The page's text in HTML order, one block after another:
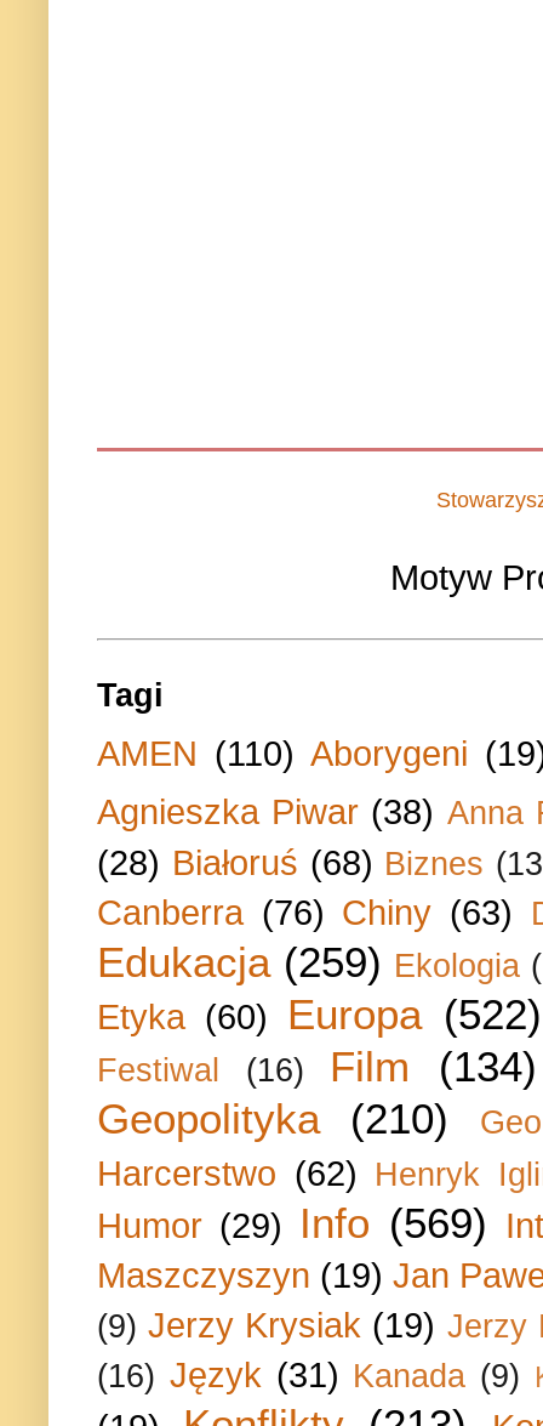
Motyw
Tagi
AMEN (110) Aborygeni
Agnieszka Piwar (38) Anna
(28) Białoruś (68) Biznes
Canberra (76) Chiny (63)
Edukacja (259) Ekologia
Etyka (60) Europa (522)
Festiwal (16) Film
(134)
Geopolityka
(210)
Harcerstwo (62) Henryk
Humor (29) Info (569)
Maszczyszyn (19) Jan
(9) Jerzy Krysiak (19) Jerzy
(16) Język (31) Kanada (9)